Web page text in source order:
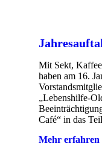
Mit Sekt,
haben am 16.
„Lebenshilfe-
Café“ in das
Mehr erfahren